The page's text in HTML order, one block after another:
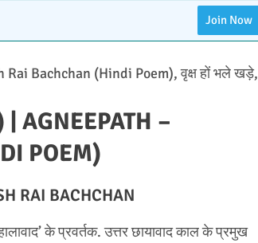
Join Now
Rai Bachchan (Hindi Poem), वृक्ष हों भले खड़े,
| AGNEEPATH –
POEM)
RAI BACHCHAN
के प्रवर्तक. उत्तर छायावाद काल के प्रमुख